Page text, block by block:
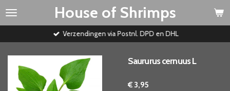
Ga
House of Shrimps
Verzendingen via Postnl. DPD en DHL
Saururus cernuus L
€ 3,95